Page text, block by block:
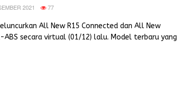
2021 77
All New R15 Connected dan All New
ABS secara virtual (01/12) lalu. Model terbaru yang